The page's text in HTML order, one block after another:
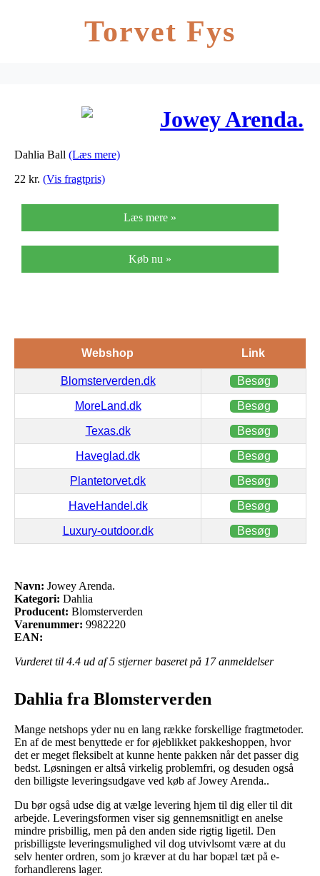
Torvet Fys
Jowey Arenda.
Dahlia Ball (Læs mere)
22 kr. (Vis fragtpris)
Læs mere »
Køb nu »
Webshop Link
Blomsterverden.dk Besøg
MoreLand.dk Besøg
Texas.dk Besøg
Haveglad.dk Besøg
Plantetorvet.dk Besøg
HaveHandel.dk Besøg
Luxury-outdoor.dk Besøg
Navn: Jowey Arenda.
Kategori: Dahlia
Producent: Blomsterverden
Varenummer: 9982220
EAN:
Vurderet til 4.4 ud af 5 stjerner baseret på 17anmeldelser
Dahlia fra Blomsterverden
Mange netshops yder nu en lang række forskellige fragtmetoder.
En af de mest benyttede er for øjeblikket pakkeshoppen, hvor
det er meget fleksibelt at kunne hente pakken når det passer dig
bedst. Løsningen er altså virkelig problemfri, og desuden også
den billigste leveringsudgave ved køb af Jowey Arenda..
Du bør også udse dig at vælge levering hjem til dig eller til dit
arbejde. Leveringsformen viser sig gennemsnitligt en anelse
mindre prisbillig, men på den anden side rigtig ligetil. Den
prisbilligste leveringsmulighed vil dog utvivlsomt være at du
selv henter ordren, som jo kræver at du har bopæl tæt på e-
forhandlerens lager.